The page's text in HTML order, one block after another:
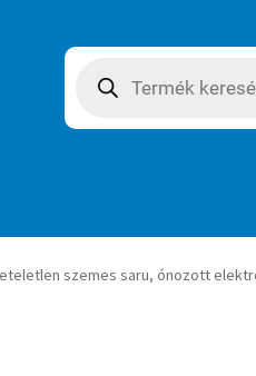
search
szemes saru, ónozott